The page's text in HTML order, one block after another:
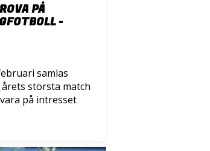
PÅ
-
samlas
största match
på intresset